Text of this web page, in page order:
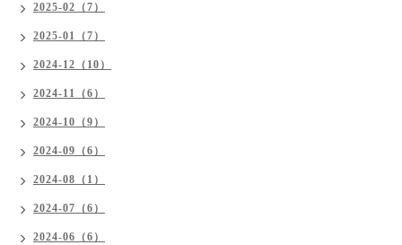
2025-02（7）
2025-01（7）
2024-12（10）
2024-11（6）
2024-10（9）
2024-09（6）
2024-08（1）
2024-07（6）
2024-06（6）